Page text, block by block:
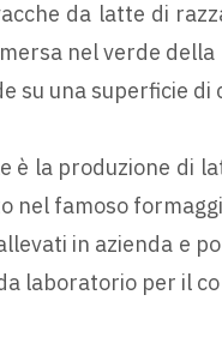
da latte di
nel verde
su una superficie
è la produzione
famoso
in azienda e
laboratorio per il